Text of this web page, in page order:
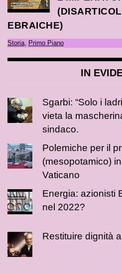
EBRAICHE)
Storia Primo Piano
IN
Sgarbi: “Solo i
vieta la
sindaco.
Polemiche per il
(mesopotamico)
Vaticano
Energia: azionisti
nel 2022?
Restituire dignità